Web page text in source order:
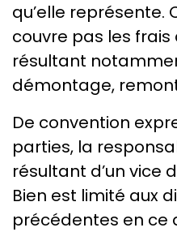
qu’elle
couvre pas les
résultant
démontage,
De convention
parties, la
résultant d’un vice
Bien est limité aux
précédentes en ce